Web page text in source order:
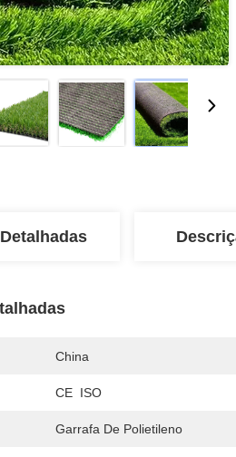
China
CE  ISO
Garrafa De Polietileno